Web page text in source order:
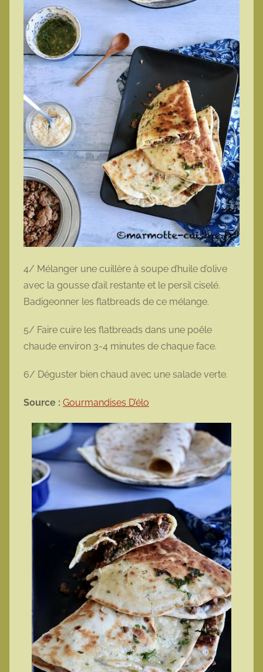
4/ Mélanger une cuillère à soupe d’huile d’olive
avec la gousse d’ail restante et le persil ciselé.
Badigeonner les flatbreads de ce mélange.
5/ Faire cuire les flatbreads dans une poêle
chaude environ 3-4 minutes de chaque face.
6/ Déguster bien chaud avec une salade verte.
Source : Gourmandises D’élo